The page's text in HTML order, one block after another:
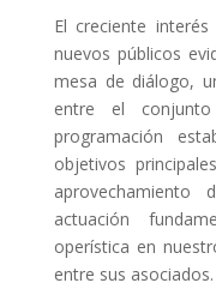
El creciente
nuevos públicos
mesa de diálogo,
entre el
programación
objetivos
actuación
operística en
entre sus asociados.